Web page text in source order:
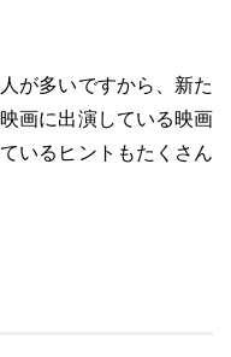
が多いですから、新た
画に出演している映画
いるヒントもたくさん